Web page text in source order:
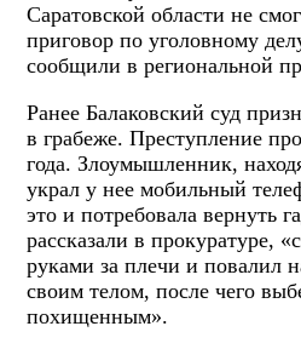
Саратовской области не
приговор по уголовному
сообщили в региональной
Ранее Балаковский суд
в грабеже. Преступление
года. Злоумышленник,
украл у нее мобильный
это и потребовала вернуть
рассказали в прокуратуре,
руками за плечи и повалил
своим телом, после чего
похищенным».